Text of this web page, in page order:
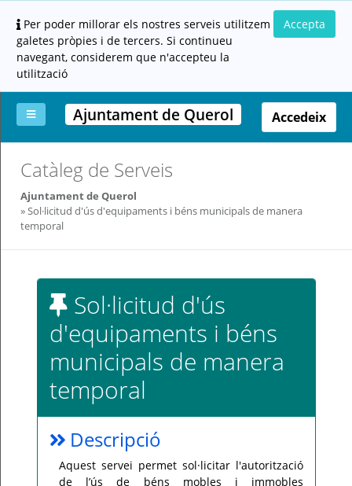
Per poder millorar els nostres serveis utilitzem
galetes pròpies i de tercers. Si continueu
navegant, considerem que n'accepteu la
utilització
Accepta
meva
documentació
ciutadana
administracions)
incidència,
Ajuntament de Querol Accedeix
Catàleg de Serveis
Ajuntament de Querol
Sol·licitud d'ús d'equipaments i béns municipals de manera
temporal
Sol·licitud d'ús
d'equipaments i béns
municipals de manera
temporal
Descripció
Aquest servei permet sol·licitar l'autorització
de l’ús de béns mobles i immobles